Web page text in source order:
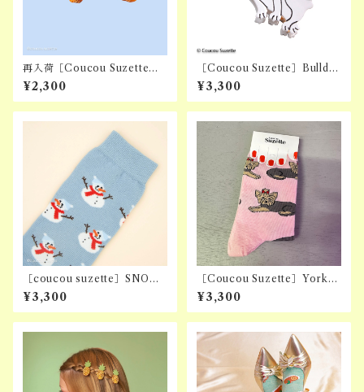
再入荷［Coucou Suzette］
DACHSHUND HAIR CLIP
¥2,300
［Coucou Suzette］Bulldo
g Hair Claw
¥3,300
［coucou suzette］SNOW
MAN SOCKS
¥3,300
［Coucou Suzette］Yorksh
ire Socks
¥3,300